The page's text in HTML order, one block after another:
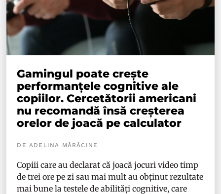
Gamingul poate crește
performanțele cognitive ale
copiilor. Cercetătorii americani
nu recomandă însă creșterea
orelor de joacă pe calculator
DE ADELINA MĂRĂCINE
Copiii care au declarat că joacă jocuri video timp
de trei ore pe zi sau mai mult au obținut rezultate
mai bune la testele de abilități cognitive, care